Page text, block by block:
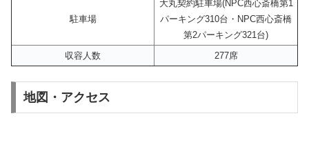
駐車場
大丸契約駐車場(NPC西心斎橋第1
パーキング310台・NPC西心斎橋
第2パーキング321台)
収容人数
277席
地図・アクセス